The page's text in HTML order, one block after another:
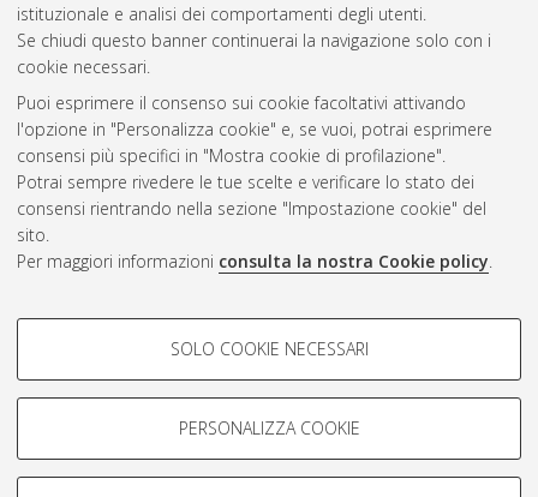
istituzionale e analisi dei comportamenti degli utenti.
Se chiudi questo banner continuerai la navigazione solo con i
cookie necessari.
Puoi esprimere il consenso sui cookie facoltativi attivando
l'opzione in "Personalizza cookie" e, se vuoi, potrai esprimere
consensi più specifici in "Mostra cookie di profilazione".
Potrai sempre rivedere le tue scelte e verificare lo stato dei
consensi rientrando nella sezione "Impostazione cookie" del
sito.
Per maggiori informazioni consulta la nostra Cookie policy.
COOKIE DI PROFILAZIONE -
Si tratta di cookie utilizzati per analizzare le caratteristiche della
navigazione degli utenti, creare profili in base al loro comportamento
Mostra cookie di profilazione
SOLO COOKIE NECESSARI
PERSONALIZZA COOKIE
Atom
Rss 1.0
Rss 2.0
ISSN: 2038-7946
Impostazioni Cookie
Informativa sulla privacy
Condizioni d’uso del sito